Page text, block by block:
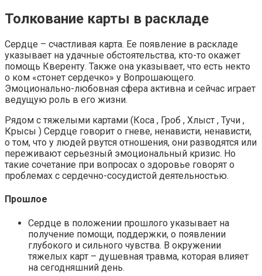
Толкование карты в раскладе
Сердце – счастливая карта. Ее появление в раскладе
указывает на удачные обстоятельства, кто-то окажет
помощь Кверенту. Также она указывает, что есть некто
о ком «стонет сердечко» у Вопрошающего.
Эмоционально-любовная сфера активна и сейчас играет
ведущую роль в его жизни.
Рядом с тяжелыми картами (Коса , Гроб , Хлыст , Тучи ,
Крысы ) Сердце говорит о гневе, ненависти, ненависти,
о том, что у людей рвутся отношения, они разводятся или
переживают серьезный эмоциональный кризис. Но
такие сочетание при вопросах о здоровье говорят о
проблемах с сердечно-сосудистой деятельностью.
Прошлое
Сердце в положении прошлого указывает на
получение помощи, поддержки, о появлении
глубокого и сильного чувства. В окружении
тяжелых карт – душевная травма, которая влияет
на сегодняшний день.